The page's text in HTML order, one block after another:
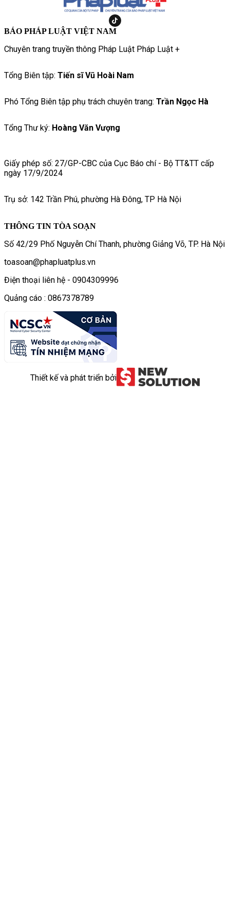
BÁO PHÁP LUẬT VIỆT NAM
Chuyên trang truyền thông Pháp Luật Pháp Luật +
Tổng Biên tập: Tiến sĩ Vũ Hoài Nam
Phó Tổng Biên tập phụ trách chuyên trang: Trần Ngọc Hà
Tổng Thư ký: Hoàng Văn Vượng
Giấy phép số: 27/GP-CBC của Cục Báo chí - Bộ TT&TT cấp
ngày 17/9/2024
Trụ sở: 142 Trần Phú, phường Hà Đông, TP Hà Nội
THÔNG TIN TÒA SOẠN
Số 42/29 Phố Nguyễn Chí Thanh, phường Giảng Võ, TP. Hà Nội
toasoan@phapluatplus.vn
Điện thoại liên hệ - 0904309996
Quảng cáo : 0867378789
Thiết kế và phát triển bởi